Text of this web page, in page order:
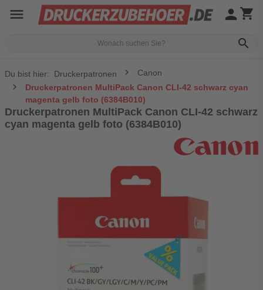
menu
search
person shopping_cart
Du bist hier: Druckerpatronen
Canon
Druckerpatronen MultiPack Canon CLI-42 schwarz cyan
magenta gelb foto (6384B010)
Druckerpatronen MultiPack Canon CLI-42 schwarz
cyan magenta gelb foto (6384B010)